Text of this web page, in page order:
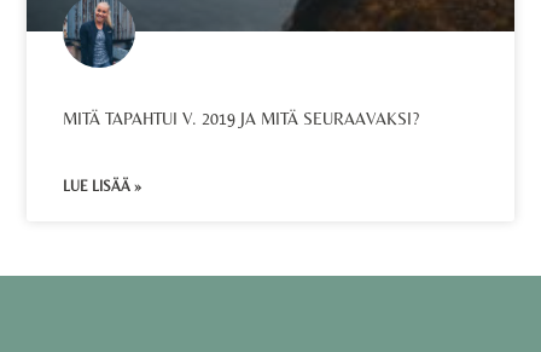
MITÄ TAPAHTUI V. 2019 JA MITÄ SEURAAVAKSI?
LUE LISÄÄ »